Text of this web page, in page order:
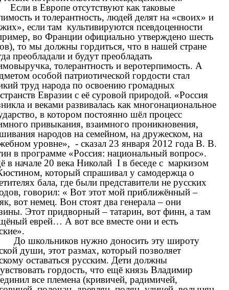
в Европе отсутствуют как таковые
и толерантность, людей делят на «своих» и
если там культивируются псевдоценности
во Франции официально утверждено шесть
то мы должны гордиться, что в нашей стране
преобладали и будут преобладать
толерантность и веротерпимость. А
особой патриотической гордости стал
труд народа по освоению громадных
Евразии с её суровой природой. «Россия
и веками развивалась как многонациональное
в котором постоянно шёл процесс
привыкания, взаимного проникновения,
народов на семейном, на дружеском, на
уровне», - сказал 23 января 2012 года В. В.
в программе «Россия: национальный вопрос».
в начале 20 века Николай I в беседе с маркизом
который спрашивал у самодержца о
бала, где были представители не русских
говорил: « Вот этот мой приближённый –
вот немец. Вон стоят два генерала – они
Этот придворный – татарин, вот финн, а там
еврей… А вот все вместе они и есть
До школьников нужно доносить эту широту
души, этот размах, который позволяет
оставаться русским. Дети должны
гордость, что ещё князь Владимир
все племена (кривичей, радимичей,